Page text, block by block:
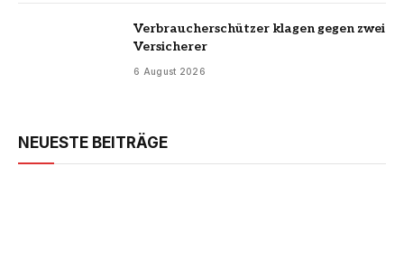
Verbraucherschützer klagen gegen zwei
Versicherer
6 August 2026
NEUESTE BEITRÄGE